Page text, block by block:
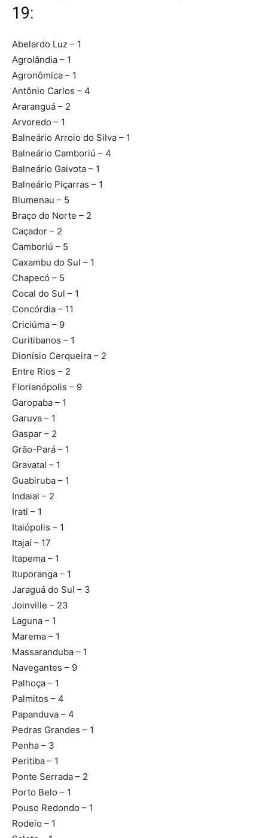
19:
Abelardo Luz – 1
Agrolândia – 1
Agronômica – 1
Antônio Carlos – 4
Araranguá – 2
Arvoredo – 1
Balneário Arroio do Silva – 1
Balneário Camboriú – 4
Balneário Gaivota – 1
Balneário Piçarras – 1
Blumenau – 5
Braço do Norte – 2
Caçador – 2
Camboriú – 5
Caxambu do Sul – 1
Chapecó – 5
Cocal do Sul – 1
Concórdia – 11
Criciúma – 9
Curitibanos – 1
Dionísio Cerqueira – 2
Entre Rios – 2
Florianópolis – 9
Garopaba – 1
Garuva – 1
Gaspar – 2
Grão-Pará – 1
Gravatal – 1
Guabiruba – 1
Indaial – 2
Irati – 1
Itaiópolis – 1
Itajaí – 17
Itapema – 1
Ituporanga – 1
Jaraguá do Sul – 3
Joinville – 23
Laguna – 1
Marema – 1
Massaranduba – 1
Navegantes – 9
Palhoça – 1
Palmitos – 4
Papanduva – 4
Pedras Grandes – 1
Penha – 3
Peritiba – 1
Ponte Serrada – 2
Porto Belo – 1
Pouso Redondo – 1
Rodeio – 1